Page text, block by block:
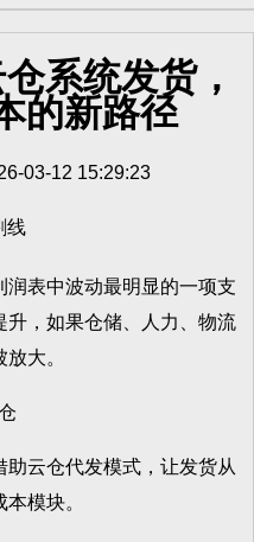
系统发货，
的新路径
03-12 15:29:23
表中波动最明显的一项支
升，如果仓储、人力、物流
大。
云仓代发模式，让发货从
模块。